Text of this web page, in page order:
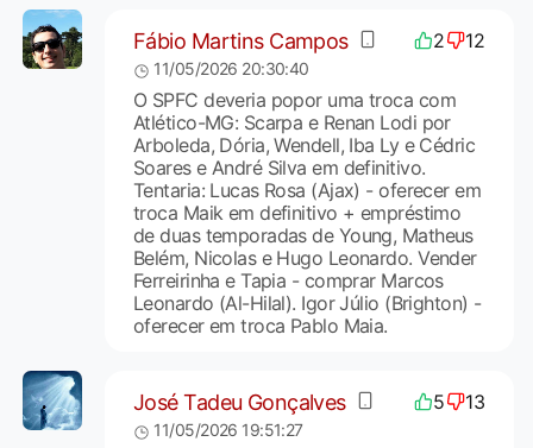
Fábio Martins Campos 2 12
11/05/2026 20:30:40
O SPFC deveria popor uma troca com
Atlético-MG: Scarpa e Renan Lodi por
Arboleda, Dória, Wendell, Iba Ly e Cédric
Soares e André Silva em definitivo.
Tentaria: Lucas Rosa (Ajax) - oferecer em
troca Maik em definitivo + empréstimo
de duas temporadas de Young, Matheus
Belém, Nicolas e Hugo Leonardo. Vender
Ferreirinha e Tapia - comprar Marcos
Leonardo (Al-Hilal). Igor Júlio (Brighton) -
oferecer em troca Pablo Maia.
José Tadeu Gonçalves 5 13
11/05/2026 19:51:27